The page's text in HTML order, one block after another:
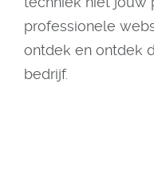
professionele
ontdek en ontdek
bedrijf.